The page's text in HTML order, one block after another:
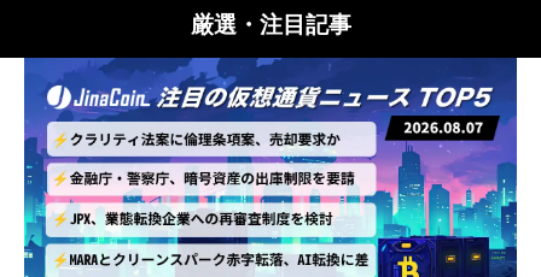
厳選・注目記事